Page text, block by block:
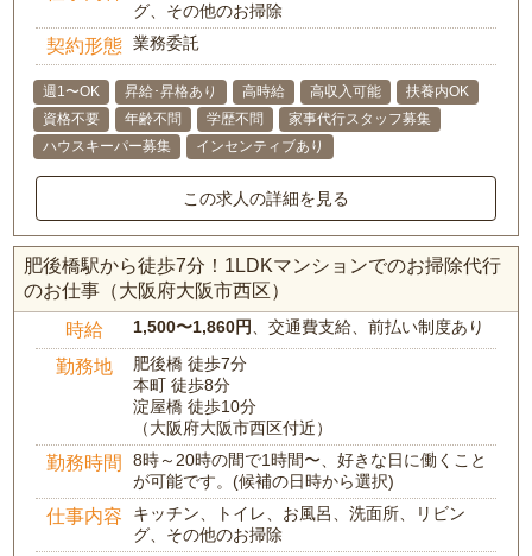
グ、その他のお掃除
契約形態 業務委託
週1〜OK 昇給･昇格あり 高時給 高収入可能
扶養内OK
資格不要
年齢不問 学歴不問
家事代行スタッフ募集
ハウスキーパー募集
インセンティブあり
この求人の詳細を見る
肥後橋駅から徒歩7分！1LDKマンションでのお掃除代行
のお仕事（大阪府大阪市西区）
時給 1,500〜1,860円、交通費支給、前払い制度あり
勤務地
肥後橋 徒歩7分
本町 徒歩8分
淀屋橋 徒歩10分
（大阪府大阪市西区付近）
勤務時間
8時～20時の間で1時間〜、好きな日に働くこと
が可能です。(候補の日時から選択)
仕事内容
キッチン、トイレ、お風呂、洗面所、リビン
グ、その他のお掃除